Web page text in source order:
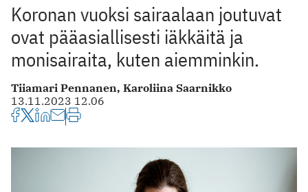
Koronan vuoksi sairaalaan joutuvat
ovat pääasiallisesti iäkkäitä ja
monisairaita, kuten aiemminkin.
Tiiamari Pennanen, Karoliina Saarnikko
13.11.2023 12.06